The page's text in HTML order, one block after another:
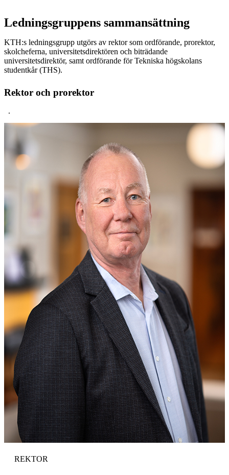
Ledningsgruppens sammansättning
KTH:s ledningsgrupp utgörs av rektor som ordförande, prorektor,
skolcheferna, universitetsdirektören och biträdande
universitetsdirektör, samt ordförande för Tekniska högskolans
studentkår (THS).
Rektor och prorektor
.
REKTOR